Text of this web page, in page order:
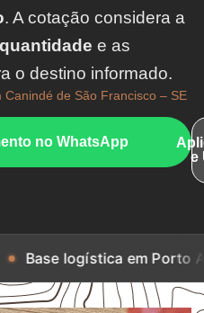
. A cotação considera a
e as
o destino informado.
de São Francisco – SE
no WhatsApp
e
em Porto Alegre, RS